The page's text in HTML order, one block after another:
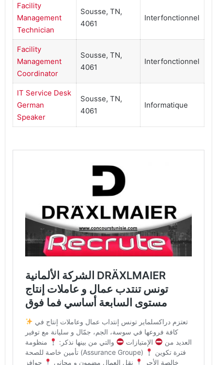
Facility
Management
Technician
Sousse, TN,
4061
Interfonctionnel
Facility
Management
Coordinator
Sousse, TN,
4061
Interfonctionnel
IT Service Desk
German
Speaker
Sousse, TN,
4061
Informatique